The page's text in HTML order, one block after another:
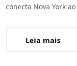
conecta Nova York
Leia mais